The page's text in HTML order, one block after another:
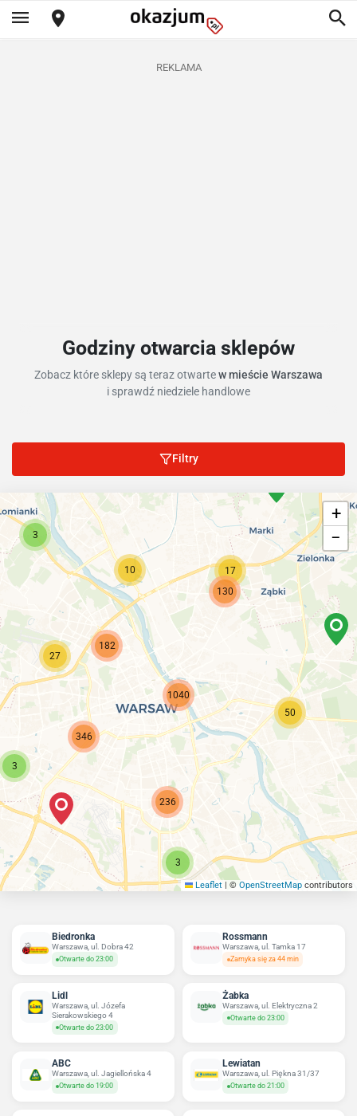
REKLAMA
Godziny otwarcia sklepów
Zobacz które sklepy są teraz otwartew mieście Warszawa
i sprawdź niedziele handlowe
Filtry
50
1040
182
130
236
17
346
27
10
3
3
3
+
−
Leaflet | © OpenStreetMap contributors
Biedronka
Warszawa, ul. Dobra 42
Otwarte do 23:00
Rossmann
Warszawa, ul. Tamka 17
Zamyka się za 44 min
Lidl
Warszawa, ul. Józefa
Sierakowskiego 4
Otwarte do 23:00
Żabka
Warszawa, ul. Elektryczna 2
Otwarte do 23:00
ABC
Warszawa, ul. Jagiellońska 4
Otwarte do 19:00
Lewiatan
Warszawa, ul. Piękna 31/37
Otwarte do 21:00